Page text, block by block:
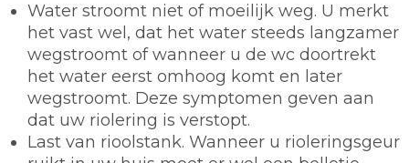
Water stroomt niet of moeilijk weg. U merkt
het vast wel, dat het water steeds langzamer
wegstroomt of wanneer u de wc doortrekt
het water eerst omhoog komt en later
wegstroomt. Deze symptomen geven aan
dat uw riolering is verstopt.
Last van rioolstank. Wanneer u rioleringsgeur